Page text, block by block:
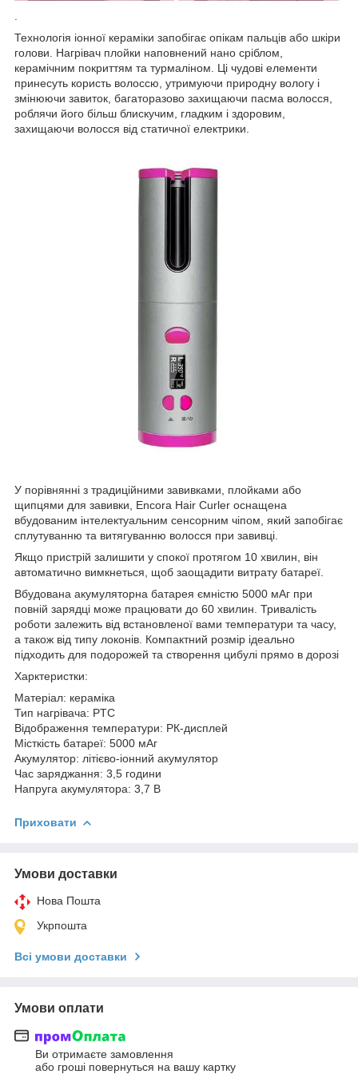
Технологія іонної кераміки запобігає опікам пальців або шкіри
голови. Нагрівач плойки наповнений нано сріблом,
керамічним покриттям та турмаліном. Ці чудові елементи
принесуть користь волоссю, утримуючи природну вологу і
змінюючи завиток, багаторазово захищаючи пасма волосся,
роблячи його більш блискучим, гладким і здоровим,
захищаючи волосся від статичної електрики.
У порівнянні з традиційними завивками, плойками або
щипцями для завивки, Encora Hair Curler оснащена
вбудованим інтелектуальним сенсорним чіпом, який запобігає
сплутуванню та витягуванню волосся при завивці.
Якщо пристрій залишити у спокої протягом 10 хвилин, він
автоматично вимкнеться, щоб заощадити витрату батареї.
Вбудована акумуляторна батарея ємністю 5000 мАг при
повній зарядці може працювати до 60 хвилин. Тривалість
роботи залежить від встановленої вами температури та часу,
а також від типу локонів. Компактний розмір ідеально
підходить для подорожей та створення цибулі прямо в дорозі
Харктеристки:
Матеріал: кераміка
Тип нагрівача: PTC
Відображення температури: РК-дисплей
Місткість батареї: 5000 мАг
Акумулятор: літієво-іонний акумулятор
Час заряджання: 3,5 години
Напруга акумулятора: 3,7 В
Приховати
Умови доставки
Нова Пошта
Укрпошта
Всі умови доставки
Умови оплати
Ви отримаєте замовлення
або гроші повернуться на вашу картку